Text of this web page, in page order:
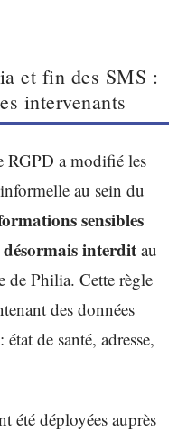
et fin des SMS :
intervenants
RGPD a modifié les
au sein du
sensibles
interdit au
de Philia. Cette règle
des données
de santé, adresse,
été déployées auprès